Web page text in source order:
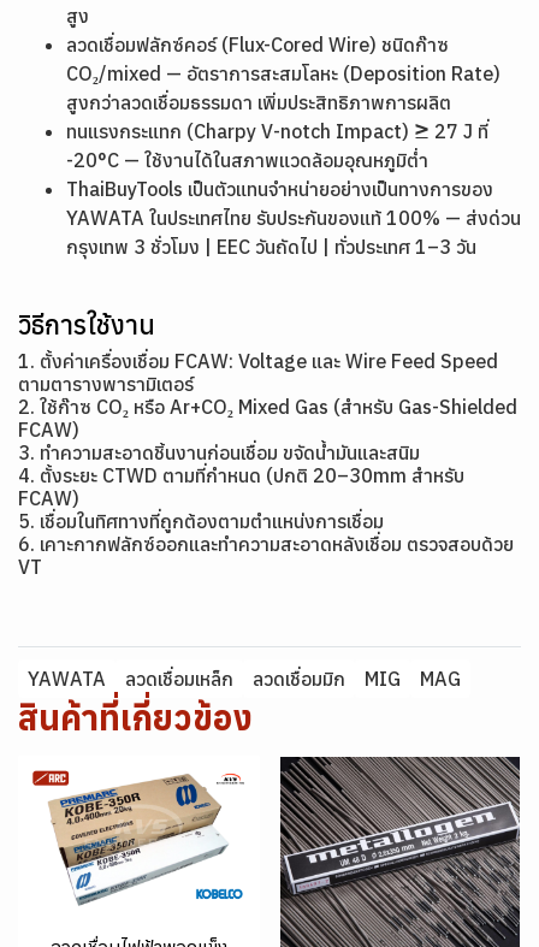
สูง
ลวดเชื่อมฟลักซ์คอร์ (Flux-Cored Wire) ชนิดก๊าซ
CO₂/mixed — อัตราการสะสมโลหะ (Deposition Rate)
สูงกว่าลวดเชื่อมธรรมดา เพิ่มประสิทธิภาพการผลิต
ทนแรงกระแทก (Charpy V-notch Impact) ≥ 27 J ที่
-20°C — ใช้งานได้ในสภาพแวดล้อมอุณหภูมิต่ำ
ThaiBuyTools เป็นตัวแทนจำหน่ายอย่างเป็นทางการของ
YAWATA ในประเทศไทย รับประกันของแท้ 100% — ส่งด่วน
กรุงเทพ 3 ชั่วโมง | EEC วันถัดไป | ทั่วประเทศ 1–3 วัน
วิธีการใช้งาน
1. ตั้งค่าเครื่องเชื่อม FCAW: Voltage และ Wire Feed Speed
ตามตารางพารามิเตอร์
2. ใช้ก๊าซ CO₂ หรือ Ar+CO₂ Mixed Gas (สำหรับ Gas-Shielded
FCAW)
3. ทำความสะอาดชิ้นงานก่อนเชื่อม ขจัดน้ำมันและสนิม
4. ตั้งระยะ CTWD ตามที่กำหนด (ปกติ 20–30mm สำหรับ
FCAW)
5. เชื่อมในทิศทางที่ถูกต้องตามตำแหน่งการเชื่อม
6. เคาะกากฟลักซ์ออกและทำความสะอาดหลังเชื่อม ตรวจสอบด้วย
VT
YAWATA ลวดเชื่อมเหล็ก ลวดเชื่อมมิก MIG MAG
สินค้าที่เกี่ยวข้อง